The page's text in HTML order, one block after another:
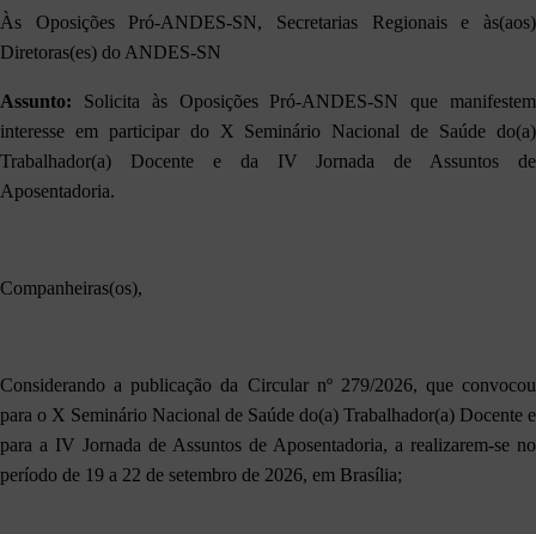
Às Oposições Pró-ANDES-SN, Secretarias Regionais e às(aos)
Diretoras(es) do ANDES-SN
Assunto: Solicita às Oposições Pró-ANDES-SN que manifestem
interesse em participar do X Seminário Nacional de Saúde do(a)
Trabalhador(a) Docente e da IV Jornada de Assuntos de
Aposentadoria.
Companheiras(os),
Considerando a publicação da Circular nº 279/2026, que convocou
para o X Seminário Nacional de Saúde do(a) Trabalhador(a) Docente e
para a IV Jornada de Assuntos de Aposentadoria, a realizarem-se no
período de 19 a 22 de setembro de 2026, em Brasília;